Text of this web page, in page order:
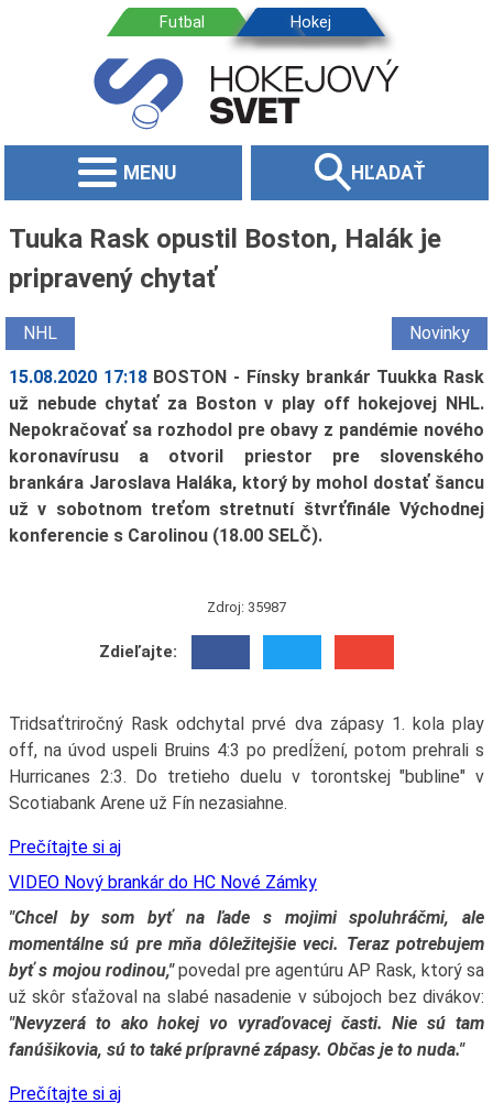
MENU HĽADAŤ
Tuuka Rask opustil Boston, Halák je
pripravený chytať
NHL Novinky
15.08.2020 17:18 BOSTON - Fínsky brankár Tuukka Rask
už nebude chytať za Boston v play off hokejovej NHL.
Nepokračovať sa rozhodol pre obavy z pandémie nového
koronavírusu a otvoril priestor pre slovenského
brankára Jaroslava Haláka, ktorý by mohol dostať šancu
už v sobotnom treťom stretnutí štvrťfinále Východnej
konferencie s Carolinou (18.00 SELČ).
Zdroj: 35987
Zdieľajte:
Tridsaťtriročný Rask odchytal prvé dva zápasy 1. kola play
off, na úvod uspeli Bruins 4:3 po predĺžení, potom prehrali s
Hurricanes 2:3. Do tretieho duelu v torontskej "bubline" v
Scotiabank Arene už Fín nezasiahne.
Prečítajte si aj
VIDEO Nový brankár do HC Nové Zámky
"Chcel by som byť na ľade s mojimi spoluhráčmi, ale
momentálne sú pre mňa dôležitejšie veci. Teraz potrebujem
byť s mojou rodinou,"povedal pre agentúru AP Rask, ktorý sa
už skôr sťažoval na slabé nasadenie v súbojoch bez divákov:
"Nevyzerá to ako hokej vo vyraďovacej časti. Nie sú tam
fanúšikovia, sú to také prípravné zápasy. Občas je to nuda."
Prečítajte si aj